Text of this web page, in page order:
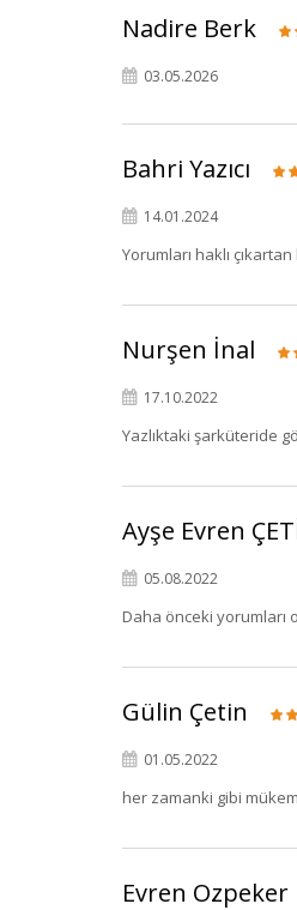
Nadire Berk
03.05.2026
Bahri Yazıcı
14.01.2024
Yorumları haklı
Nurşen İnal
17.10.2022
Yazlıktaki şarküteride
Ayşe Evren
05.08.2022
Daha önceki yorumları
Gülin Çetin
01.05.2022
her zamanki gibi
Evren Ozpeker